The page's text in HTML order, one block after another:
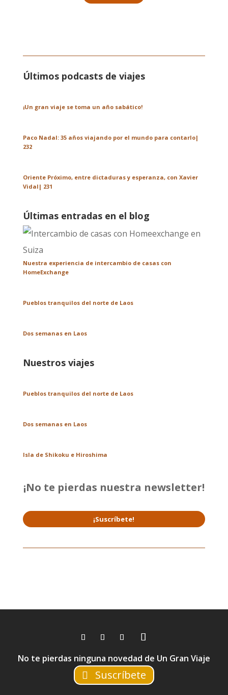
Últimos podcasts de viajes
¡Un gran viaje se toma un año sabático!
Paco Nadal: 35 años viajando por el mundo para contarlo|
232
Oriente Próximo, entre dictaduras y esperanza, con Xavier
Vidal| 231
Últimas entradas en el blog
Nuestra experiencia de intercambio de casas con
HomeExchange
Pueblos tranquilos del norte de Laos
Dos semanas en Laos
Nuestros viajes
Pueblos tranquilos del norte de Laos
Dos semanas en Laos
Isla de Shikoku e Hiroshima
¡No te pierdas nuestra newsletter!
¡Suscríbete!
No te pierdas ninguna novedad de Un Gran Viaje
Suscríbete